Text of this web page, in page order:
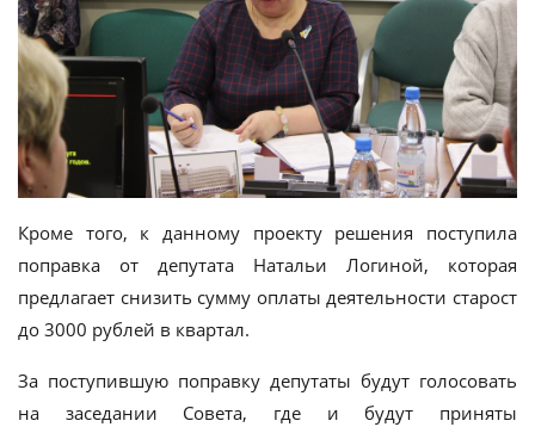
Кроме того, к данному проекту решения поступила
поправка от депутата Натальи Логиной, которая
предлагает снизить сумму оплаты деятельности старост
до 3000 рублей в квартал.
За поступившую поправку депутаты будут голосовать
на заседании Совета, где и будут приняты